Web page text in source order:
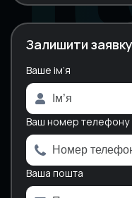
Залишити заявку
Ваше ім’я
Ваш номер телефону
Ваша пошта
A
l
e
r
n
a
t
i